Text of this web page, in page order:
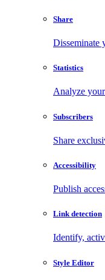
Share
Disseminate
Statistics
Analyze
Subscribers
Share
Accessibility
Publish
Link detection
Identify,
Style Editor